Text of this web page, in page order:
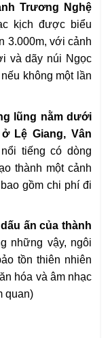
Trương Nghệ
kịch được biểu
3.000m, với cảnh
và dãy núi Ngọc
không một lần
lũng nằm dưới
Lệ Giang, Vân
tiếng có dòng
thành một cảnh
gồm chi phí đi
ấn của thành
những vậy, ngôi
tồn thiên nhiên
hóa và âm nhạc
quan)